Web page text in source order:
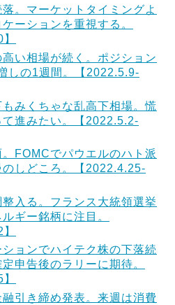
。マーケットタイミングよ
ーションを重視する。
い相場が続く。ポジション
しの1週間。【2022.5.9-
みくちゃな乱高下相場。慌
進みたい。【2022.5.2-
FOMCでパウエルのハト派
しどころ。【2022.4.25-
入る。フランス大統領選挙
ギー銘柄に注目。
ョンでハイテク株の下落続
申告後のラリーに期待。
引き締め発表。来週は消費